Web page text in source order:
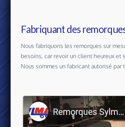
Fabriquant des
Nous fabriquons les remorques sur
besoins, car revoir un client heureux et
Nous sommes un fabricant autorisé par